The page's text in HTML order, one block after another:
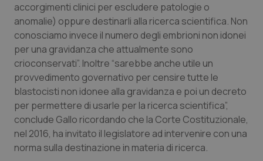
Puglia
Sardegna
Sicilia
Toscana
Umbria
Malattie rare
Malattia di Crohn & Rettocolite Ulcerosa
Neuroscienze & patologie neurodegenerative
Obesità
Oftalmologia
accorgimenti clinici per escludere patologie o
anomalie) oppure destinarli alla ricerca scientifica. Non
conosciamo invece il numero degli embrioni non idonei
per una gravidanza che attualmente sono
crioconservati”. Inoltre “sarebbe anche utile un
provvedimento governativo per censire tutte le
blastocisti non idonee alla gravidanza e poi un decreto
per permettere di usarle per la ricerca scientifica”,
conclude Gallo ricordando che la Corte Costituzionale,
nel 2016, ha invitato il legislatore ad intervenire con una
norma sulla destinazione in materia di ricerca.